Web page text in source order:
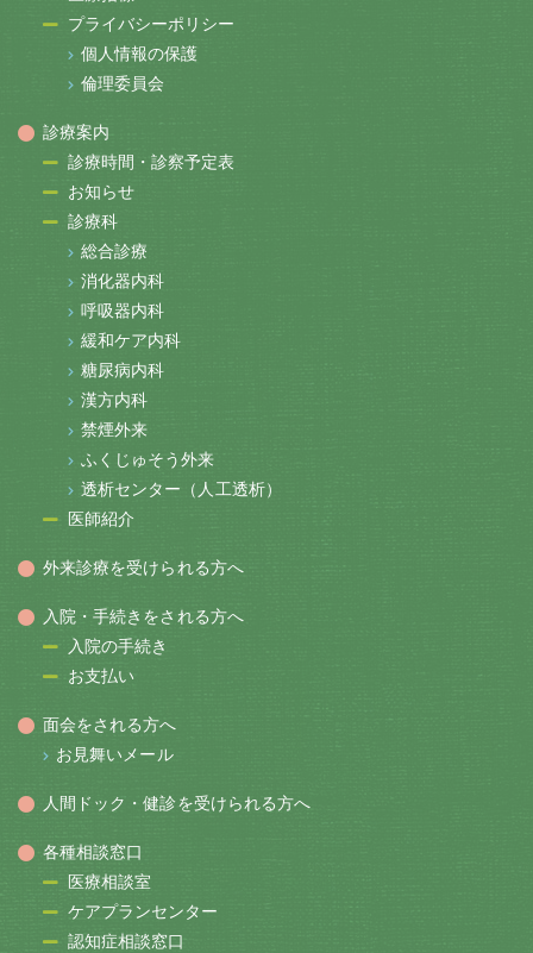
プライバシーポリシー
個人情報の保護
倫理委員会
診療案内
診療時間・診察予定表
お知らせ
診療科
総合診療
消化器内科
呼吸器内科
緩和ケア内科
糖尿病内科
漢方内科
禁煙外来
ふくじゅそう外来
透析センター（人工透析）
医師紹介
外来診療を受けられる方へ
入院・手続きをされる方へ
入院の手続き
お支払い
面会をされる方へ
お見舞いメール
人間ドック・健診を受けられる方へ
各種相談窓口
医療相談室
ケアプランセンター
認知症相談窓口